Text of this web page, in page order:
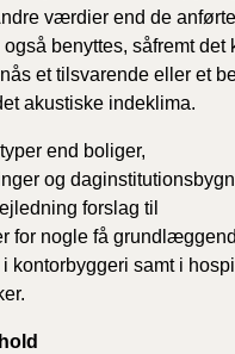
værdier end de anførte
benyttes, såfremt det
et tilsvarende eller et
akustiske indeklima.
end boliger,
og
forslag til
for nogle få
kontorbyggeri samt i